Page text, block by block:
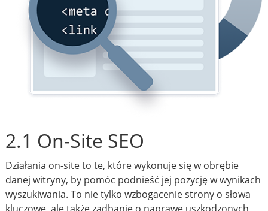
2.1 On-Site SEO
Działania on-site to te, które wykonuje się w obrębie
danej witryny, by pomóc podnieść jej pozycję w wynikach
wyszukiwania. To nie tylko wzbogacenie strony o słowa
kluczowe, ale także zadbanie o naprawę uszkodzonych